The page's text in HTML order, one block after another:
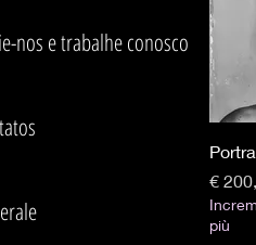
Preço
€
più
nos e trabalhe conosco